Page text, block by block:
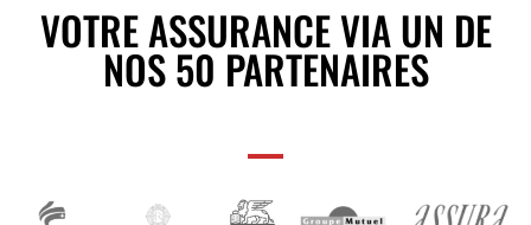
VOTRE ASSURANCE VIA UN DE
NOS 50 PARTENAIRES